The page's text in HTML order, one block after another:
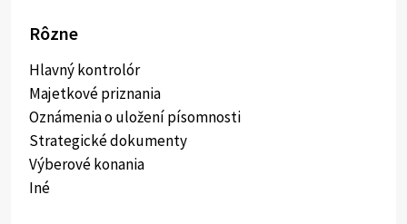
Rôzne
Hlavný kontrolór
Majetkové priznania
Oznámenia o uložení písomnosti
Strategické dokumenty
Výberové konania
Iné